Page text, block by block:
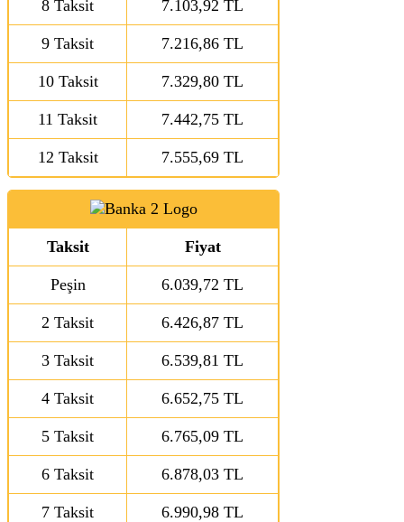
8 Taksit 7.103,92 TL
9 Taksit 7.216,86 TL
10 Taksit 7.329,80 TL
11 Taksit 7.442,75 TL
12 Taksit 7.555,69 TL
Taksit Fiyat
Peşin 6.039,72 TL
2 Taksit 6.426,87 TL
3 Taksit 6.539,81 TL
4 Taksit 6.652,75 TL
5 Taksit 6.765,09 TL
6 Taksit 6.878,03 TL
7 Taksit 6.990,98 TL